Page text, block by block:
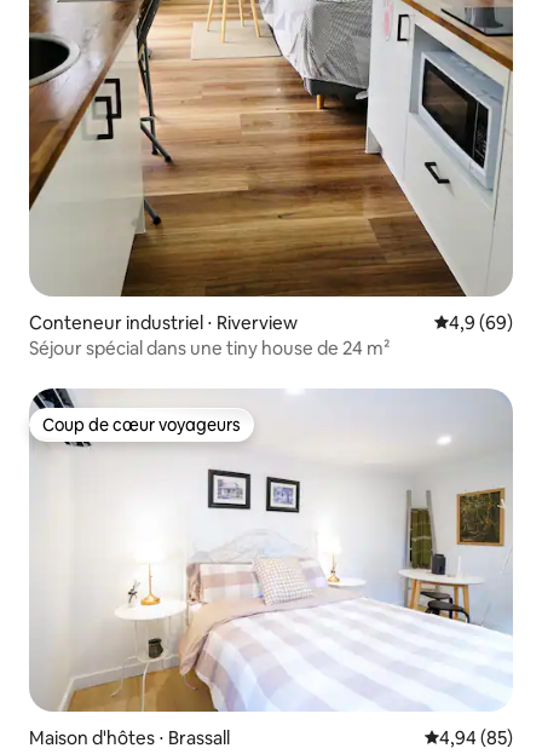
Conteneur industriel ⋅ Riverview Évaluation
4,9 (69)
Séjour spécial dans une tiny house de 24 m²
Coup de cœur voyageurs
Coup de cœur voyageurs
Maison d'hôtes ⋅ Brassall Évaluation
4,94 (85)